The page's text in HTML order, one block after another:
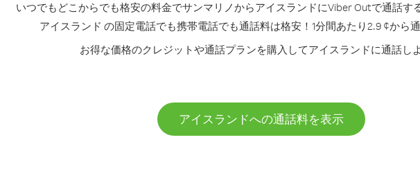
いつでもどこからでも格安の料金でサンマリノからアイスランドにViber Outで通話す
アイスランド の固定電話でも携帯電話でも通話料は格安！1分間あたり2.9 ¢から通
お得な価格のクレジットや通話プランを購入してアイスランドに通話し
アイスランドへの通話料を表示